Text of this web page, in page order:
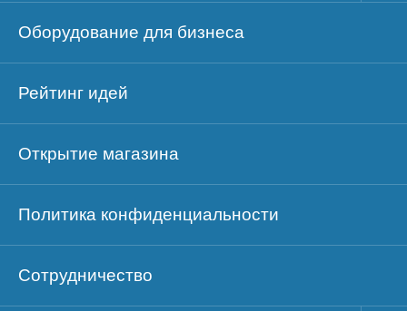
Оборудование для бизнеса
Рейтинг идей
Открытие магазина
Политика конфиденциальности
Сотрудничество